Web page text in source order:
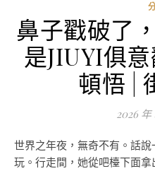
鼻子戳破了
是JIUYI俱
頓悟 |
2026 年
世界之年夜，無奇不有。話說一男人帶著家人，進進某景區游
玩。行走間，她從吧檯下面